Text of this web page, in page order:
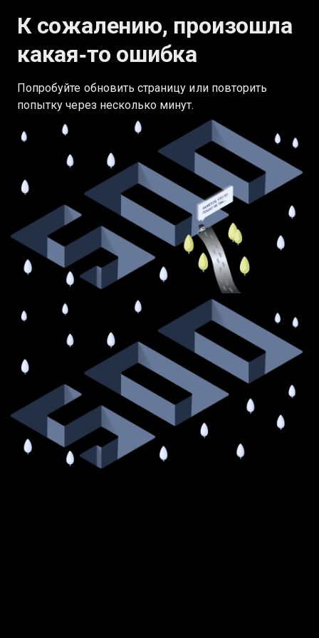
К сожалению, произошла
какая‑то ошибка
Попробуйте обновить страницу или повторить
попытку через несколько минут.